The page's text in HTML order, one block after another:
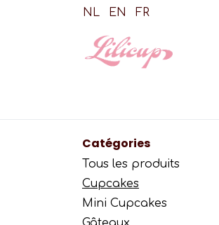
Se rendre au contenu
NL EN FR
Catégories
Tous les produits
Cupcakes
Mini Cupcakes